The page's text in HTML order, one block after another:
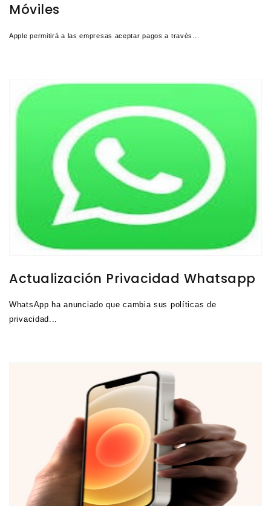
Móviles
Apple permitirá a las empresas aceptar pagos a través...
Actualización Privacidad Whatsapp
WhatsApp ha anunciado que cambia sus políticas de
privacidad...